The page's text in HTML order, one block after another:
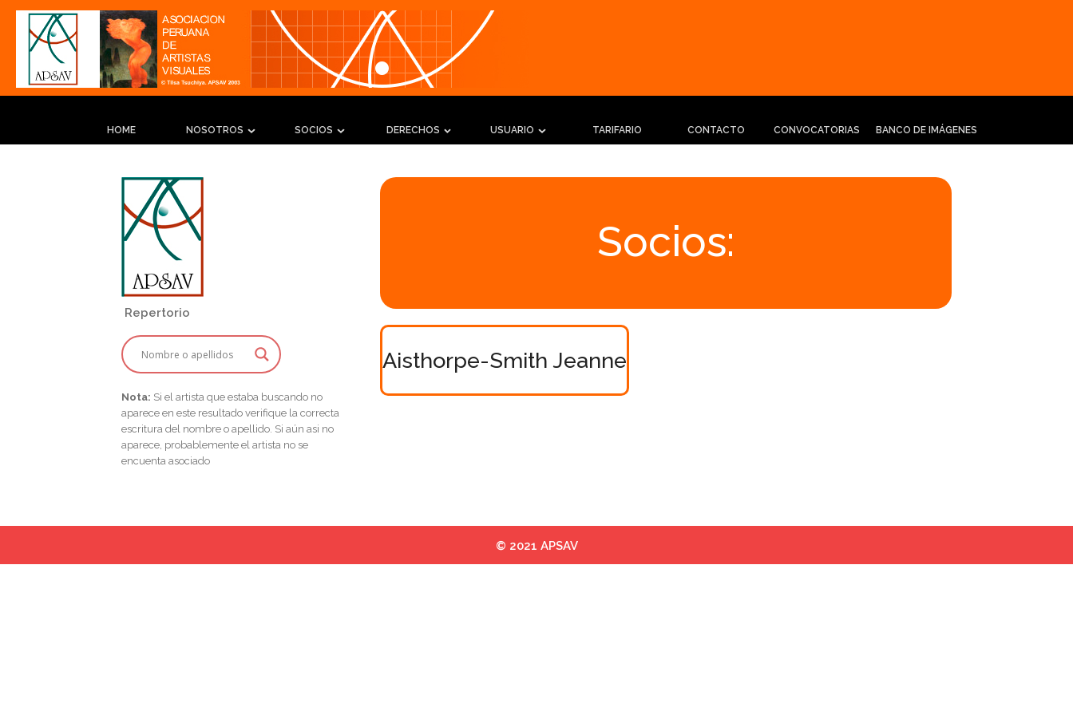
HOME NOSOTROS SOCIOS DERECHOS USUARIO TARIFARIO CONTACTO CONVOCATORIAS BANCO DE IMÁGENES
Repertorio
Nota: Si el artista que estaba buscando no
aparece en este resultado verifique la correcta
escritura del nombre o apellido. Si aún asi no
aparece, probablemente el artista no se
encuenta asociado
Socios:
Aisthorpe-Smith Jeanne
© 2021 APSAV